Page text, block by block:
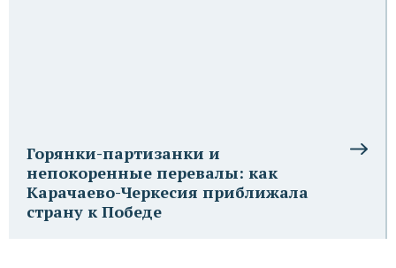
Горянки-партизанки и
непокоренные перевалы: как
Карачаево-Черкесия приближала
страну к Победе